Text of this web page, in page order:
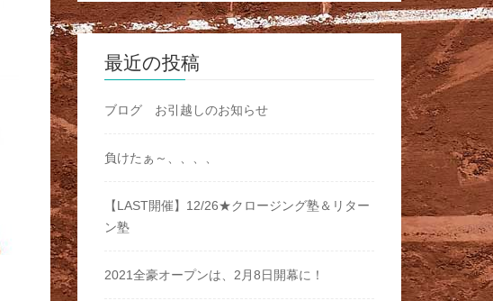
最近の投稿
ブログ お引越しのお知らせ
負けたぁ～、、、、
【LAST開催】12/26★クロージング塾＆リター
ン塾
2021全豪オープンは、2月8日開幕に！